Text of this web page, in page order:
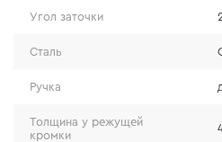
Проходит селективную
Благодаря процессу
заточенной в течение
Угол заточки
Сталь
Ручка
Толщина у режущей
кромки